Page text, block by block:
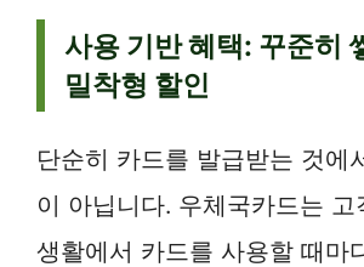
사용 기반 혜택: 꾸준히
밀착형 할인
단순히 카드를 발급받는 것에
이 아닙니다. 우체국카드는
생활에서 카드를 사용할 때마